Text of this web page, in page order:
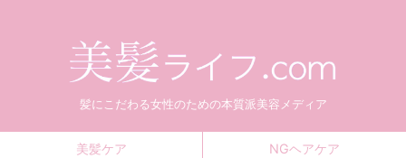
髪にこだわる女性のための本質派美容メディア
美髪ケア NGヘアケア